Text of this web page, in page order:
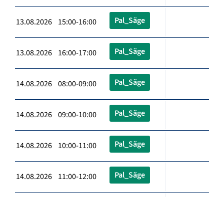
13.08.2026 15:00-16:00 Pal_Säge
13.08.2026 16:00-17:00 Pal_Säge
14.08.2026 08:00-09:00 Pal_Säge
14.08.2026 09:00-10:00 Pal_Säge
14.08.2026 10:00-11:00 Pal_Säge
14.08.2026 11:00-12:00 Pal_Säge